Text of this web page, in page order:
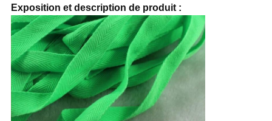
Exposition et description de produit :